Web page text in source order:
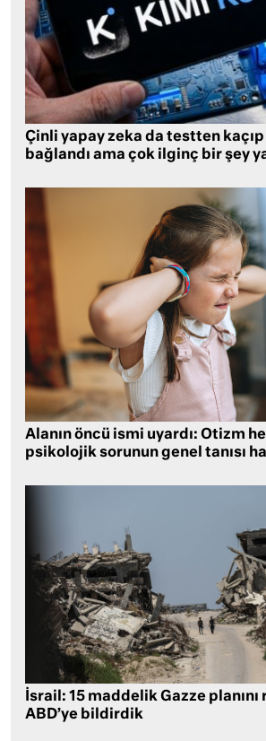
Çinli yapay zeka da testten
bağlandı ama çok ilginç bir şey
Alanın öncü ismi uyardı: Otizm
psikolojik sorunun genel tanısı
İsrail: 15 maddelik Gazze
ABD’ye bildirdik